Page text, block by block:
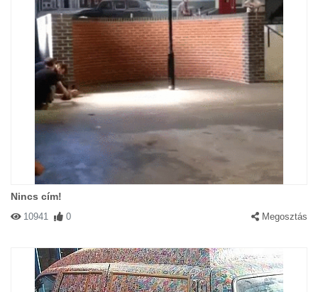
Nincs cím!
10941 0 Megosztás